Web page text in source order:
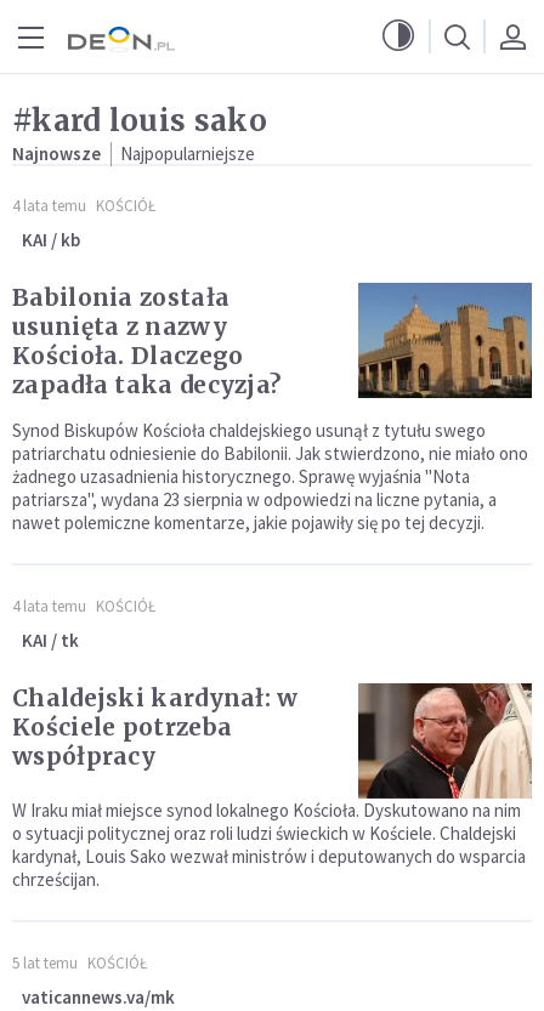
#kard louis sako
Najnowsze Najpopularniejsze
4 lata temu KOŚCIÓŁ
KAI / kb
Babilonia została
usunięta z nazwy
Kościoła. Dlaczego
zapadła taka decyzja?
Synod Biskupów Kościoła chaldejskiego usunął z tytułu swego
patriarchatu odniesienie do Babilonii. Jak stwierdzono, nie miało ono
żadnego uzasadnienia historycznego. Sprawę wyjaśnia "Nota
patriarsza", wydana 23 sierpnia w odpowiedzi na liczne pytania, a
nawet polemiczne komentarze, jakie pojawiły się po tej decyzji.
4 lata temu KOŚCIÓŁ
KAI / tk
Chaldejski kardynał: w
Kościele potrzeba
współpracy
W Iraku miał miejsce synod lokalnego Kościoła. Dyskutowano na nim
o sytuacji politycznej oraz roli ludzi świeckich w Kościele. Chaldejski
kardynał, Louis Sako wezwał ministrów i deputowanych do wsparcia
chrześcijan.
5 lat temu KOŚCIÓŁ
vaticannews.va/mk